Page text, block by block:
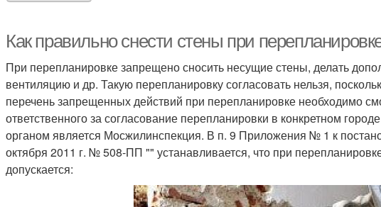
Как правильно снести стены при
При перепланировке запрещено сносить несущие стены, делать
вентиляцию и др. Такую перепланировку согласовать нельзя,
перечень запрещенных действий при перепланировке необходимо
ответственного за согласование перепланировки в конкретном
органом является Мосжилинспекция. В п. 9 Приложения № 1 к
октября 2011 г. № 508-ПП "" устанавливается, что при
допускается: